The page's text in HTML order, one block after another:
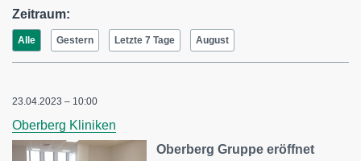
Zeitraum:
Alle Gestern Letzte 7 Tage August
23.04.2023 – 10:00
Oberberg Kliniken
Oberberg Gruppe eröffnet